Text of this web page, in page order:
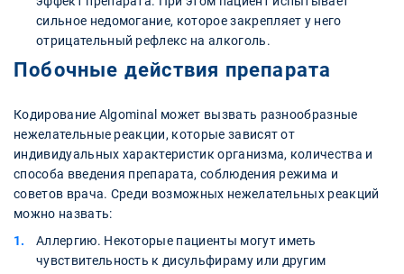
сильное недомогание, которое закрепляет у него
отрицательный рефлекс на алкоголь.
Побочные действия препарата
Кодирование Algominal может вызвать разнообразные
нежелательные реакции, которые зависят от
индивидуальных характеристик организма, количества и
способа введения препарата, соблюдения режима и
советов врача. Среди возможных нежелательных реакций
можно назвать:
Аллергию. Некоторые пациенты могут иметь
чувствительность к дисульфираму или другим